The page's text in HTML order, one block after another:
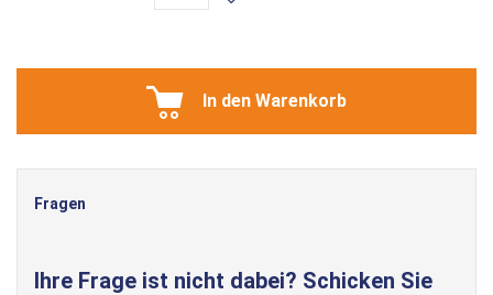
In den Warenkorb
Fragen
Ihre Frage ist nicht dabei? Schicken Sie